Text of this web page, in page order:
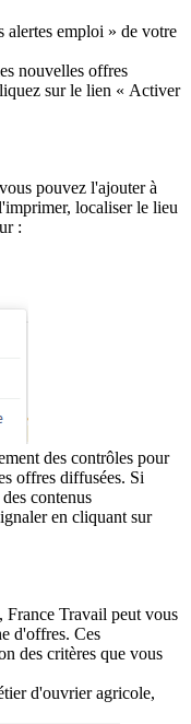
alertes emploi » de votre
nouvelles offres
sur le lien « Activer
pouvez l'ajouter à
localiser le lieu
:
des contrôles pour
offres diffusées. Si
contenus
en cliquant sur
France Travail peut vous
d'offres. Ces
des critères que vous
d'ouvrier agricole,